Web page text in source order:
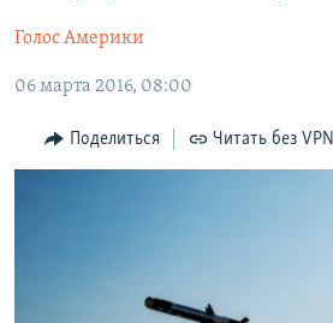
ВернутсяИНТЕРАКТИВ
ИНФОГРАФИКА
ТЕЛЕПРОЕКТ КРЫМ.РЕАЛИИ
КРЫМ.НЕПОКОРЕННЫЙ
РАДІО СВОБОДА
КАК ОБОЙТИ БЛОКИРОВКУ
Голос Америки
06 марта 2016, 08:00
Поделиться Читать без VPN